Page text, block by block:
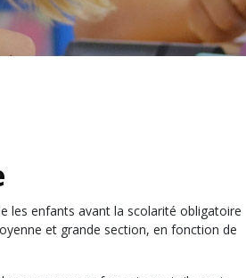
les enfants avant la scolarité obligatoire
et grande section, en fonction de